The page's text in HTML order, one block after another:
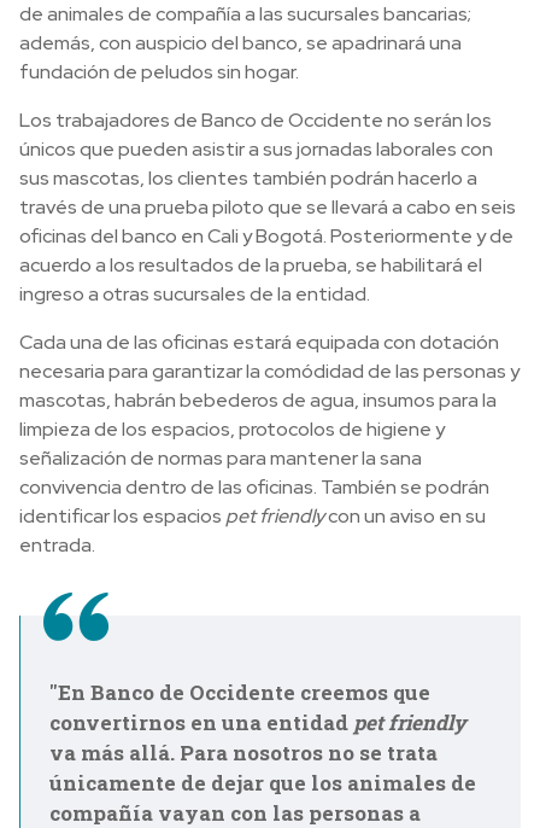
de animales de compañía a las sucursales bancarias;
además, con auspicio del banco, se apadrinará una
fundación de peludos sin hogar.
Los trabajadores de Banco de Occidente no serán los
únicos que pueden asistir a sus jornadas laborales con
sus mascotas, los clientes también podrán hacerlo a
través de una prueba piloto que se llevará a cabo en seis
oficinas del banco en Cali y Bogotá. Posteriormente y de
acuerdo a los resultados de la prueba, se habilitará el
ingreso a otras sucursales de la entidad.
Cada una de las oficinas estará equipada con dotación
necesaria para garantizar la comódidad de las personas y
mascotas, habrán bebederos de agua, insumos para la
limpieza de los espacios, protocolos de higiene y
señalización de normas para mantener la sana
convivencia dentro de las oficinas. También se podrán
identificar los espacios pet friendlycon un aviso en su
entrada.
"En Banco de Occidente creemos que
convertirnos en una entidad pet friendly
va más allá. Para nosotros no se trata
únicamente de dejar que los animales de
compañía vayan con las personas a